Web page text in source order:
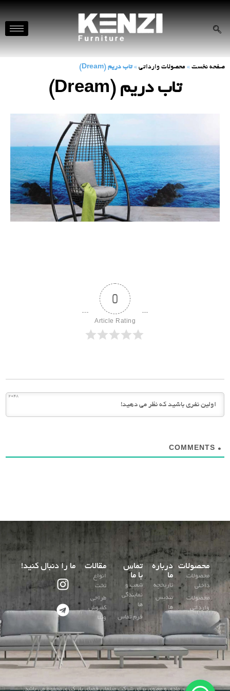
صفحه نخست » محصولات وارداتی »تاب دریم (Dream)
تاب دریم (Dream)
0
Article Rating
2048
0
محصولات
محصولات
داخلی
محصولات
وارداتی
درباره
ما
تاریخچه
تندیس
ها
تماس
با ما
شعب و
نمایندگی
ها
فرم تماس
مقالات
انواع
تخت
طراحی
کفپوش
ویلا
ما را دنبال کنید!
کلیه حقوق مادی و معنوی برای شرکت مبلمان فضای باز کنزی محفوظ می باشد.